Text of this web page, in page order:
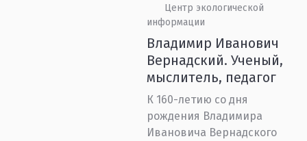
Центр экологической
информации
Владимир Иванович
Вернадский. Ученый,
мыслитель, педагог
К 160-летию со дня
рождения Владимира
Ивановича Вернадского